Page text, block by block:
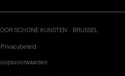
SCHONE KUNSTEN - BRUSSEL
Privacybeleid